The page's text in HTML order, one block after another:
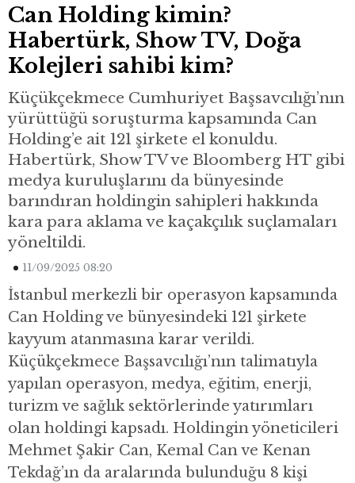
Can Holding kimin?
Habertürk, Show TV, Doğa
Kolejleri sahibi kim?
Küçükçekmece Cumhuriyet Başsavcılığı’nın
yürüttüğü soruşturma kapsamında Can
Holding’e ait 121 şirkete el konuldu.
Habertürk, Show TV ve Bloomberg HT gibi
medya kuruluşlarını da bünyesinde
barındıran holdingin sahipleri hakkında
kara para aklama ve kaçakçılık suçlamaları
yöneltildi.
11/09/2025 08:20
İstanbul merkezli bir operasyon kapsamında
Can Holding ve bünyesindeki 121 şirkete
kayyum atanmasına karar verildi.
Küçükçekmece Başsavcılığı’nın talimatıyla
yapılan operasyon, medya, eğitim, enerji,
turizm ve sağlık sektörlerinde yatırımları
olan holdingi kapsadı. Holdingin yöneticileri
Mehmet Şakir Can, Kemal Can ve Kenan
Tekdağ’ın da aralarında bulunduğu 8 kişi